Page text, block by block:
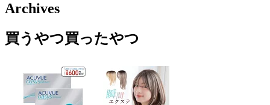
Archives
買うやつ買ったやつ